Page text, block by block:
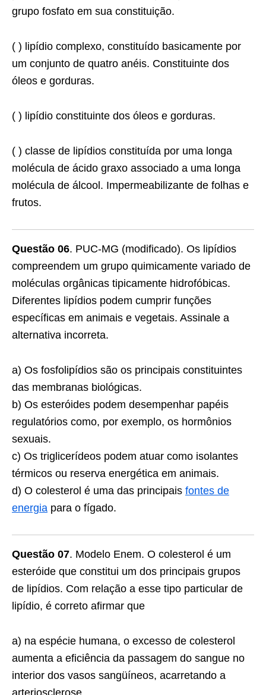
grupo fosfato em sua constituição.
( ) lipídio complexo, constituído basicamente por
um conjunto de quatro anéis. Constituinte dos
óleos e gorduras.
( ) lipídio constituinte dos óleos e gorduras.
( ) classe de lipídios constituída por uma longa
molécula de ácido graxo associado a uma longa
molécula de álcool. Impermeabilizante de folhas e
frutos.
Questão 06. PUC-MG (modificado). Os lipídios
compreendem um grupo quimicamente variado de
moléculas orgânicas tipicamente hidrofóbicas.
Diferentes lipídios podem cumprir funções
específicas em animais e vegetais. Assinale a
alternativa incorreta.
a) Os fosfolipídios são os principais constituintes
das membranas biológicas.
b) Os esteróides podem desempenhar papéis
regulatórios como, por exemplo, os hormônios
sexuais.
c) Os triglicerídeos podem atuar como isolantes
térmicos ou reserva energética em animais.
d) O colesterol é uma das principais fontes de
energia para o fígado.
Questão 07. Modelo Enem. O colesterol é um
esteróide que constitui um dos principais grupos
de lipídios. Com relação a esse tipo particular de
lipídio, é correto afirmar que
a) na espécie humana, o excesso de colesterol
aumenta a eficiência da passagem do sangue no
interior dos vasos sangüíneos, acarretando a
arteriosclerose.